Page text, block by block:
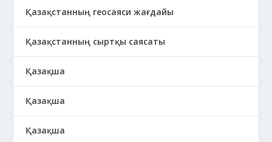
Қазақстанның геосаяси жағдайы
Қазақстанның сыртқы саясаты
Қазақша
Қазақша
Қазақша